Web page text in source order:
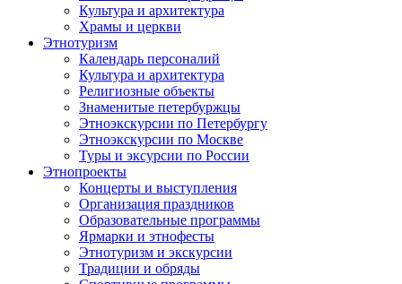
Культура и архитектура
Храмы и церкви
Этнотуризм
Календарь персоналий
Культура и архитектура
Религиозные объекты
Знаменитые петербуржцы
Этноэкскурсии по Петербургу
Этноэкскурсии по Москве
Туры и эксурсии по России
Этнопроекты
Концерты и выступления
Организация праздников
Образовательные программы
Ярмарки и этнофесты
Этнотуризм и экскурсии
Традиции и обряды